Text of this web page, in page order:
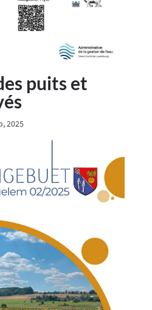
puits et
2025